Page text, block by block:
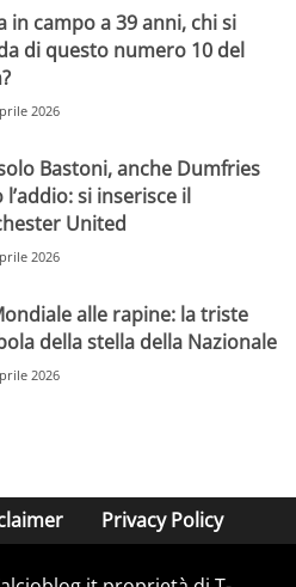
in campo a 39 anni, chi si
di questo numero 10 del
2026
Bastoni, anche Dumfries
l’addio: si inserisce il
United
2026
alle rapine: la triste
della stella della Nazionale
2026
Privacy Policy